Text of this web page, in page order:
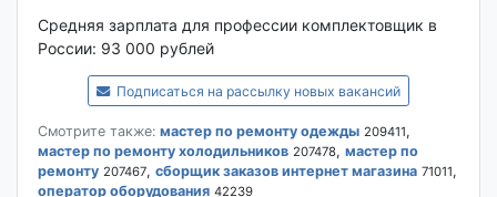
Средняя зарплата для профессии комплектовщик в
России: 93 000 рублей
Подписаться на рассылку новых вакансий
Смотрите также: мастер по ремонту одежды 209411,
мастер по ремонту холодильников 207478, мастер по
ремонту 207467, сборщик заказов интернет магазина 71011,
оператор оборудования 42239